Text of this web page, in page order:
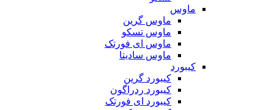
ماوس
ماوس گرین
ماوس تسکو
ماوس ای فورتک
ماوس سادیتا
کیبورد
کیبورد گرین
کیبورد ردراگون
کیبورد ای فورتک